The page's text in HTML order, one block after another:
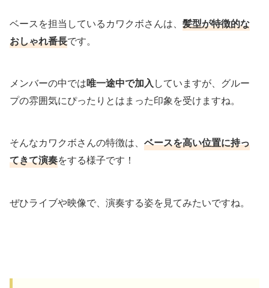
ベースを担当しているカワクボさんは、髪型が特徴的な
おしゃれ番長です。
メンバーの中では唯一途中で加入 していますが、グルー
プの雰囲気にぴったりとはまった印象を受けますね。
そんなカワクボさんの特徴は、ベースを高い位置に持っ
てきて演奏をする様子です！
ぜひライブや映像で、演奏する姿を見てみたいですね。